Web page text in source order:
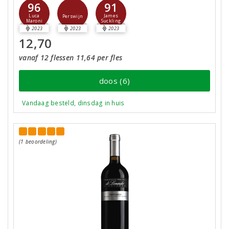
96
Luca
Maroni
2023
Perswijn
2023
91
James
Suckling
2023
12,70
vanaf 12 flessen 11,64 per fles
doos (6)
Vandaag besteld, dinsdag in huis
(1 beoordeling)